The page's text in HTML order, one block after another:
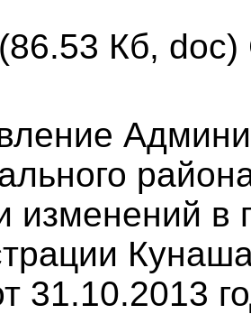
(86.53 Кб, doc)
изменений в
31.10.2013